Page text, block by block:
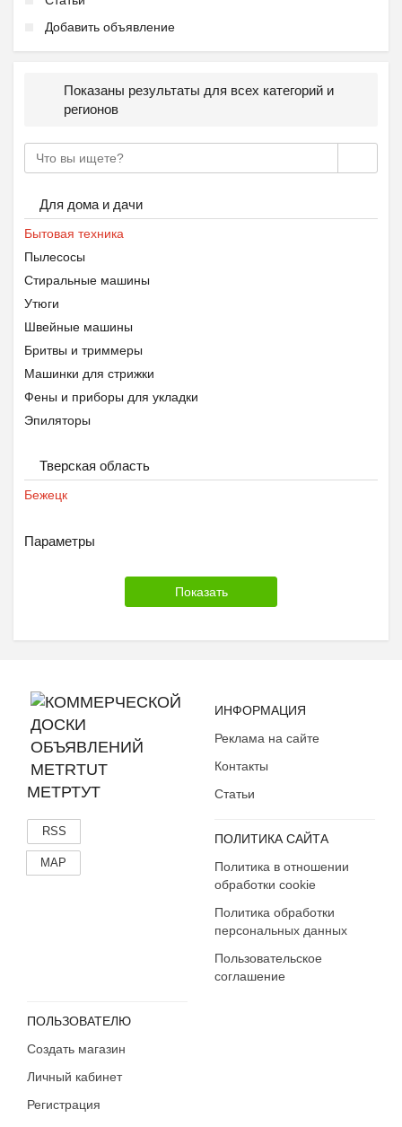
Добавить объявление
Показаны результаты для всех категорий и
регионов
Для дома и дачи
Бытовая техника
Пылесосы
Стиральные машины
Утюги
Швейные машины
Бритвы и триммеры
Машинки для стрижки
Фены и приборы для укладки
Эпиляторы
Мелкая кухонная техника
Микроволновые печи
Посудомоечные машины
Другое
Тверская область
Бежецк
Параметры
МЕТРТУТ
RSS
MAP
ИНФОРМАЦИЯ
Реклама на сайте
Контакты
Статьи
ПОЛИТИКА САЙТА
Политика в отношении
обработки cookie
Политика обработки
персональных данных
Пользовательское
соглашение
ПОЛЬЗОВАТЕЛЮ
Создать магазин
Личный кабинет
Регистрация